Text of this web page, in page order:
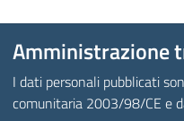
Amministrazione
I dati personali pubblicati
comunitaria 2003/98/CE e